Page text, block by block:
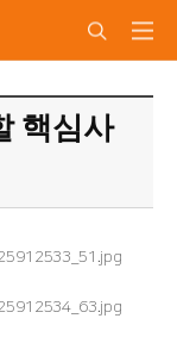
핵심사